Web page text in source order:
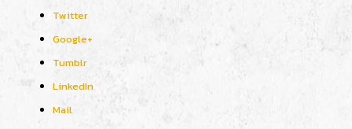
Twitter
Google+
Tumblr
LinkedIn
Mail